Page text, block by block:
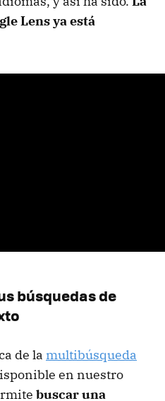
Lens ya está
búsquedas de
de la multibúsqueda
en nuestro
buscar una